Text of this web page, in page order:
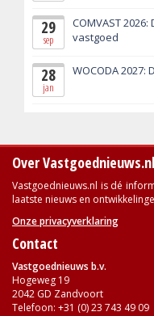
29
sep
COMVAST
vastgoed
28
jan
WOCODA
Over Vastgoednieuws.nl
Vastgoednieuws.nl is dé
laatste nieuws en
Onze privacyverklaring
Contact
Vastgoednieuws b.v.
Hogeweg 19
2042 GD Zandvoort
Telefoon: +31 (0) 23 743 49 09